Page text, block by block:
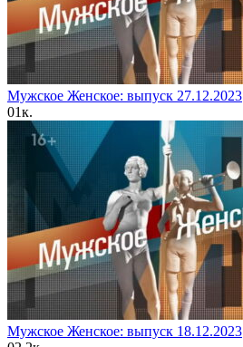
Мужское Женское: выпуск 27.12.2023
01к.
Мужское Женское: выпуск 18.12.2023